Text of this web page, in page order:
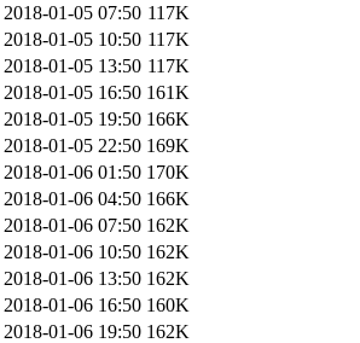
2018-01-05 07:50 117K
2018-01-05 10:50 117K
2018-01-05 13:50 117K
2018-01-05 16:50 161K
2018-01-05 19:50 166K
2018-01-05 22:50 169K
2018-01-06 01:50 170K
2018-01-06 04:50 166K
2018-01-06 07:50 162K
2018-01-06 10:50 162K
2018-01-06 13:50 162K
2018-01-06 16:50 160K
2018-01-06 19:50 162K